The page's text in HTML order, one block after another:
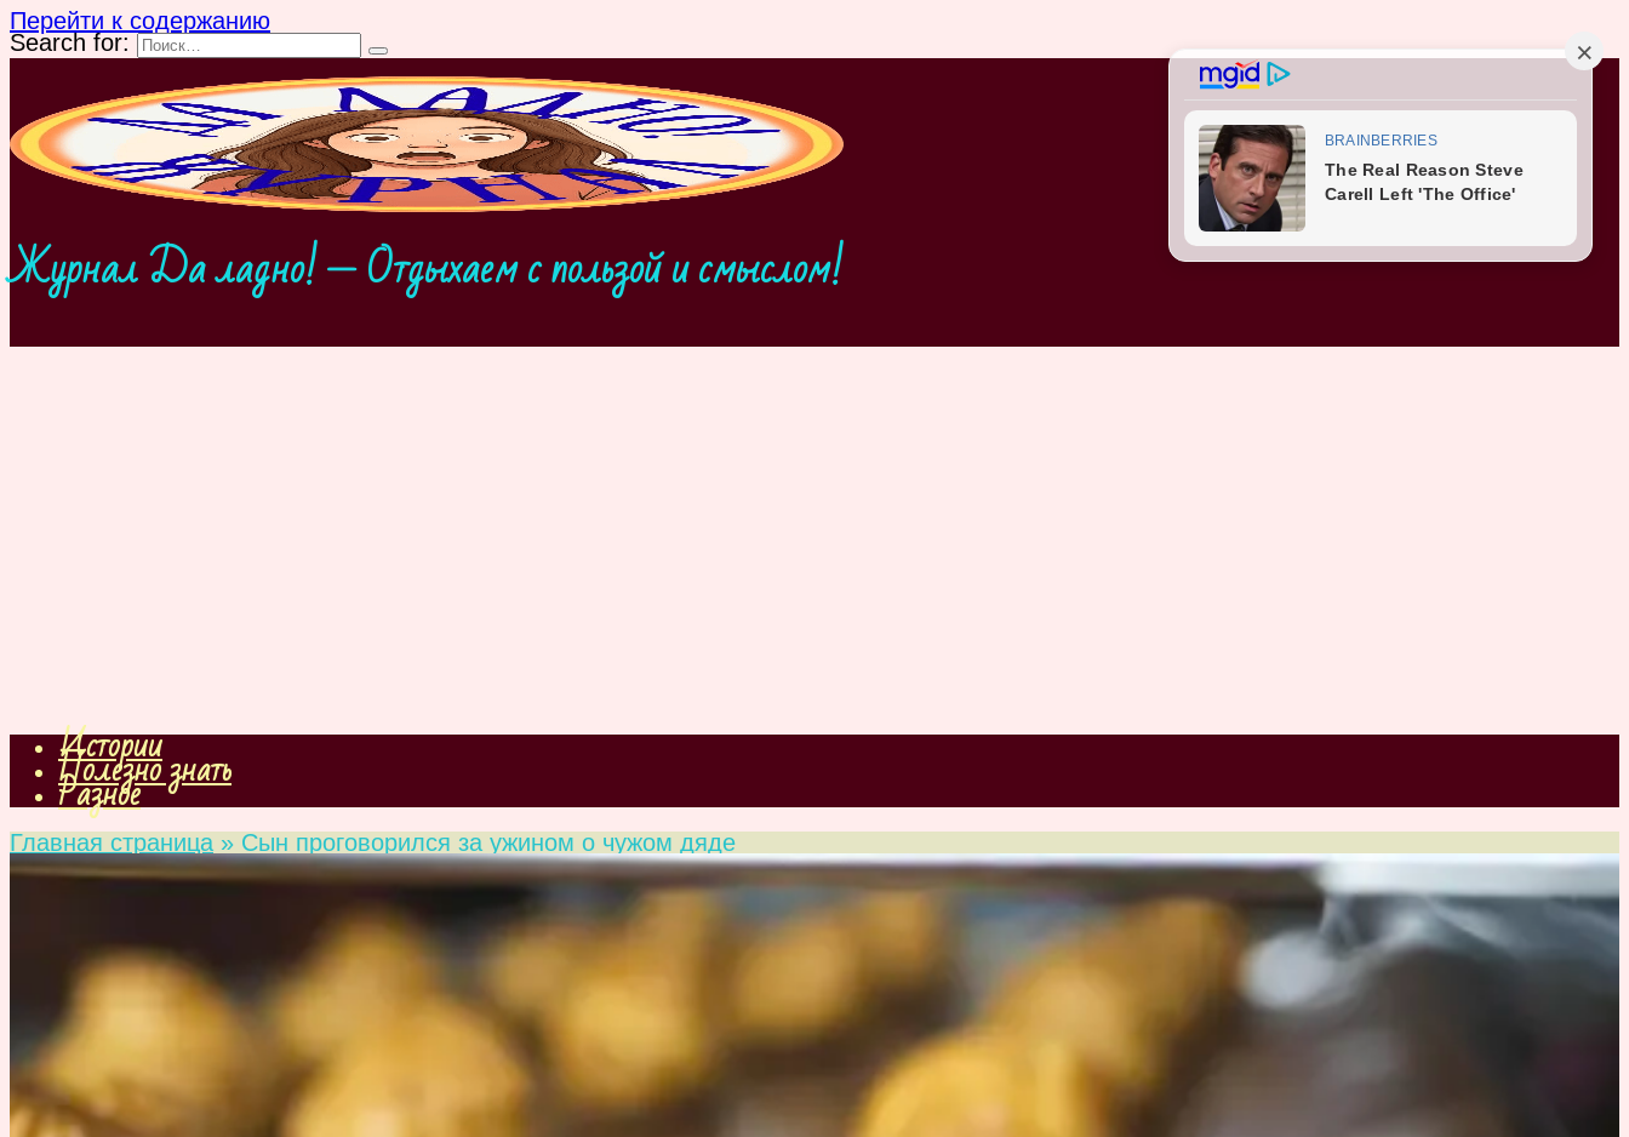
Перейти к содержанию
Search for:
Журнал Да ладно! — Отдыхаем с пользой и смыслом!
Истории
Полезно знать
Разное
Главная страница » Сын проговорился за ужином о чужом дяде